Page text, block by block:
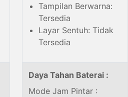
Tampilan Berwarna:
Tersedia
Layar Sentuh: Tidak
Tersedia
Daya Tahan Baterai :
Mode Jam Pintar :